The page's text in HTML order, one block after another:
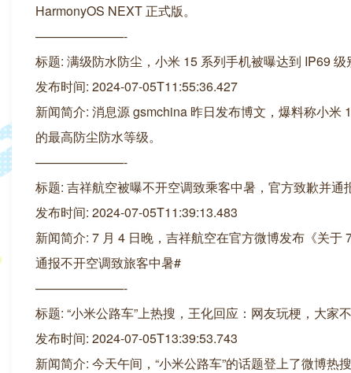
HarmonyOS NEXT 正式版。
———————-
标题: 满级防水防尘，小米 15 系列手机被曝达到 IP69 级
发布时间: 2024-07-05T11:55:36.427
新闻简介: 消息源 gsmchina 昨日发布博文，爆料称小
的最高防尘防水等级。
———————-
标题: 吉祥航空被曝不开空调致乘客中暑，官方致歉并通
发布时间: 2024-07-05T11:39:13.483
新闻简介: 7 月 4 日晚，吉祥航空在官方微博发布《关
通报不开空调致旅客中暑#
———————-
标题: “小米公路车”上热搜，王化回应：网友玩梗，大家
发布时间: 2024-07-05T13:39:53.743
新闻简介: 今天午间，“小米公路车”的话题登上了微博热